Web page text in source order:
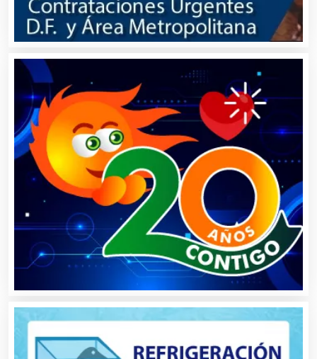
Banquetes
Bares y Cantinas
Basculas
Bebidas
Belleza
Bordados y Estampados
Boutiques